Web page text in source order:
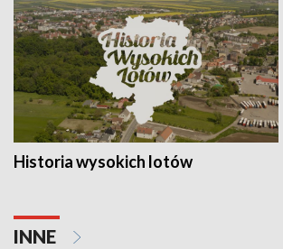
Historia wysokich lotów
INNE